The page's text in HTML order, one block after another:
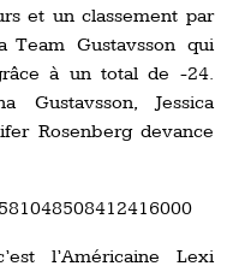
et un classement par
Gustavsson qui
à un total de -24.
Gustavsson, Jessica
Rosenberg devance
l’Américaine Lexi